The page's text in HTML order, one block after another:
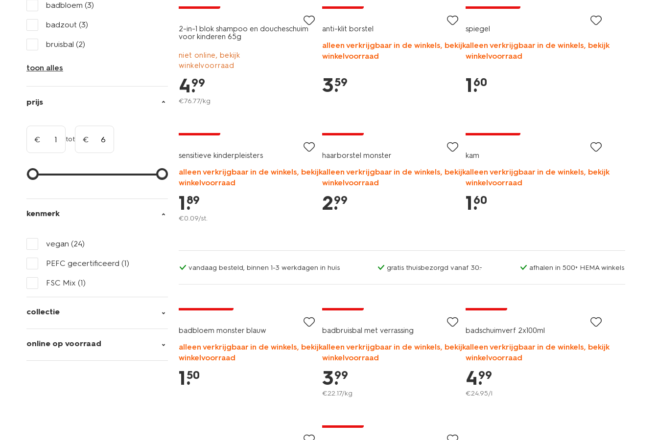
badbloem (3)
badzout (3)
bruisbal (2)
toon alles
prijs
tot
kenmerk
vegan (24)
PEFC gecertificeerd (1)
FSC Mix (1)
collectie
online op voorraad
2-in-1 blok shampoo en doucheschuim
voor kinderen 65g
niet online, bekijk
winkelvoorraad
4.
99
€76.77/kg
anti-klit borstel
alleen verkrijgbaar in de winkels, bekijk
winkelvoorraad
3.
59
spiegel
alleen verkrijgbaar in de winkels, bekijk
winkelvoorraad
1.
60
sensitieve kinderpleisters
alleen verkrijgbaar in de winkels, bekijk
winkelvoorraad
1.
89
€0.09/st.
haarborstel monster
alleen verkrijgbaar in de winkels, bekijk
winkelvoorraad
2.
99
kam
alleen verkrijgbaar in de winkels, bekijk
winkelvoorraad
1.
60
vandaag besteld, binnen 1-3 werkdagen in huis gratis thuisbezorgd vanaf 30.- afhalen in 500+ HEMA winkels
badbloem monster blauw
alleen verkrijgbaar in de winkels, bekijk
winkelvoorraad
1.
50
badbruisbal met verrassing
alleen verkrijgbaar in de winkels, bekijk
winkelvoorraad
3.
99
€22.17/kg
badschuimverf 2x100ml
alleen verkrijgbaar in de winkels, bekijk
winkelvoorraad
4.
99
€24.95/l